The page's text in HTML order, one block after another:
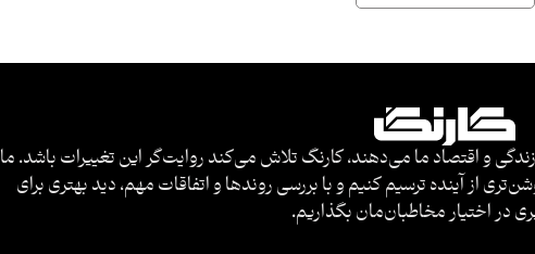
و اقتصاد ما می‌دهند، کارنگ تلاش می‌کند روایت‌گر این تغییرات باشد. ما
از آینده ترسیم کنیم و با بررسی روندها و اتفاقات مهم، دید بهتری برای
در اختیار مخاطبان‌مان بگذاریم.